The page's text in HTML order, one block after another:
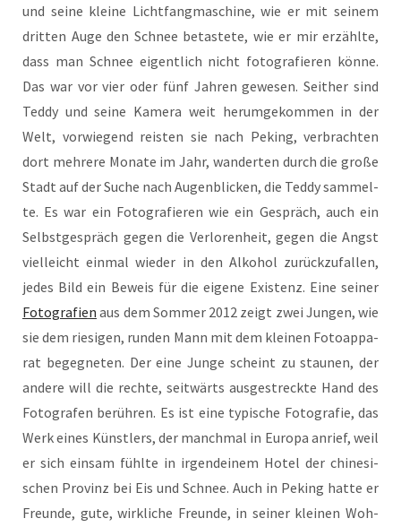
und sei­ne klei­ne Licht­fang­ma­schi­ne, wie er mit sei­nem
drit­ten Auge den Schnee betas­te­te, wie er mir erzähl­te,
dass man Schnee eigent­lich nicht foto­gra­fie­ren kön­ne.
Das war vor vier oder fünf Jah­ren gewe­sen. Seit­her sind
Ted­dy und sei­ne Kame­ra weit her­um­ge­kom­men in der
Welt, vor­wie­gend reis­ten sie nach Peking, ver­brach­ten
dort meh­re­re Mona­te im Jahr, wan­der­ten durch die gro­ße
Stadt auf der Suche nach Augen­bli­cken, die Ted­dy sam­mel­
te. Es war ein Foto­gra­fie­ren wie ein Gespräch, auch ein
Selbst­ge­spräch gegen die Ver­lo­ren­heit, gegen die Angst
viel­leicht ein­mal wie­der in den Alko­hol zurück­zu­fal­len,
jedes Bild ein Beweis für die eige­ne Exis­tenz. Eine sei­ner
Foto­gra­fien aus dem Som­mer 2012 zeigt zwei Jun­gen, wie
sie dem rie­si­gen, run­den Mann mit dem klei­nen Foto­ap­pa­
rat begeg­ne­ten. Der eine Jun­ge scheint zu stau­nen, der
ande­re will die rech­te, seit­wärts aus­ge­streck­te Hand des
Foto­gra­fen berüh­ren. Es ist eine typi­sche Foto­gra­fie, das
Werk eines Künst­lers, der manch­mal in Euro­pa anrief, weil
er sich ein­sam fühl­te in irgend­ei­nem Hotel der chi­ne­si­
schen Pro­vinz bei Eis und Schnee. Auch in Peking hat­te er
Freun­de, gute, wirk­li­che Freun­de, in sei­ner klei­nen Woh­